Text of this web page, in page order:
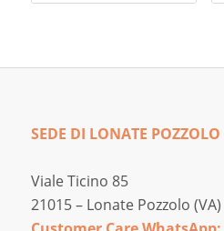
SEDE DI LONATE POZZOLO
Viale Ticino 85
21015 – Lonate Pozzolo (VA)